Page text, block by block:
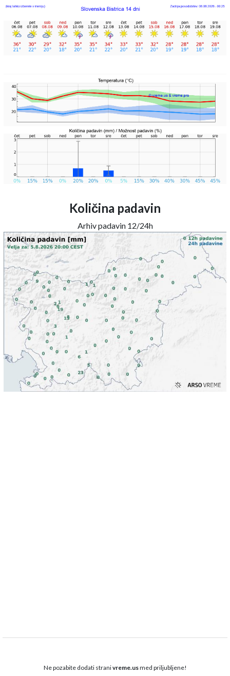
Količina padavin
Arhiv padavin 12/24h
Ne pozabite dodati stranivreme.usmed priljubljene!